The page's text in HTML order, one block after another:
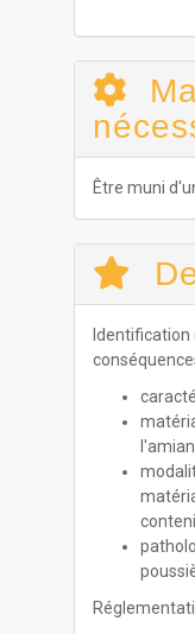
Être muni